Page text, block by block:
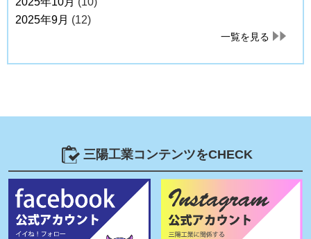
2025年9月 (12)
一覧を見る
三陽工業コンテンツをCHECK